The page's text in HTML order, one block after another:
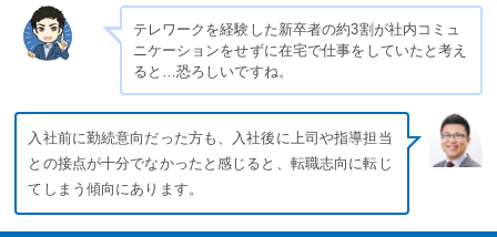
テレワークを経験した新卒者の約3割が社内コミュ
ニケーションをせずに在宅で仕事をしていたと考え
ると…恐ろしいですね。
入社前に勤続意向だった方も、入社後に上司や指導担当
との接点が十分でなかったと感じると、転職志向に転じ
てしまう傾向にあります。